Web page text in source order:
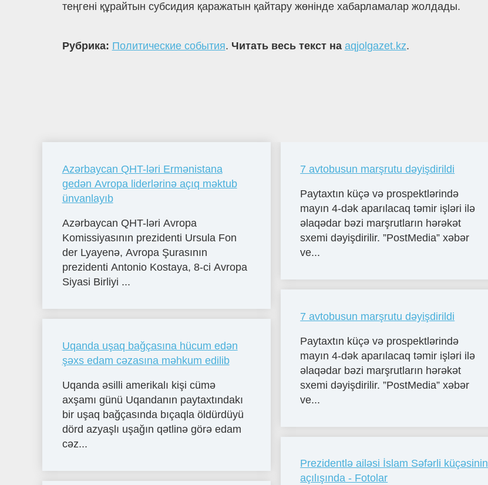
теңгені құрайтын субсидия қаражатын қайтару жөнінде хабарламалар жолдады.
Рубрика: Политические события. Читать весь текст на aqjolgazet.kz.
Azərbaycan QHT-ləri Ermənistana
gedən Avropa liderlərinə açıq məktub
ünvanlayıb
Azərbaycan QHT-ləri Avropa
Komissiyasının prezidenti Ursula Fon
der Lyayenə, Avropa Şurasının
prezidenti Antonio Kostaya, 8-ci Avropa
Siyasi Birliyi ...
Uqanda uşaq bağçasına hücum edən
şəxs edam cəzasına məhkum edilib
Uqanda əsilli amerikalı kişi cümə
axşamı günü Uqandanın paytaxtındakı
bir uşaq bağçasında bıçaqla öldürdüyü
dörd azyaşlı uşağın qətlinə görə edam
cəz...
7 avtobusun marşrutu dəyişdirildi
Paytaxtın küçə və prospektlərində
mayın 4-dək aparılacaq təmir işləri ilə
əlaqədar bəzi marşrutların hərəkət
sxemi dəyişdirilir. ”PostMedia” xəbər
ve...
7 avtobusun marşrutu dəyişdirildi
Paytaxtın küçə və prospektlərində
mayın 4-dək aparılacaq təmir işləri ilə
əlaqədar bəzi marşrutların hərəkət
sxemi dəyişdirilir. ”PostMedia” xəbər
ve...
Prezidentlə ailəsi İslam Səfərli küçəsinin
açılışında - Fotolar